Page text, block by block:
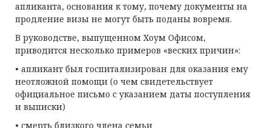
апликанта, основания к тому, почему документы на
продление визы не могут быть поданы вовремя.
В руководстве, выпущенном Хоум Офисом,
приводится несколько примеров «веских причин»:
• апликант был госпитализирован для оказания ему
неотложной помощи (о чем свидетельствует
официальное письмо с указанием даты поступления
и выписки)
• смерть близкого члена семьи